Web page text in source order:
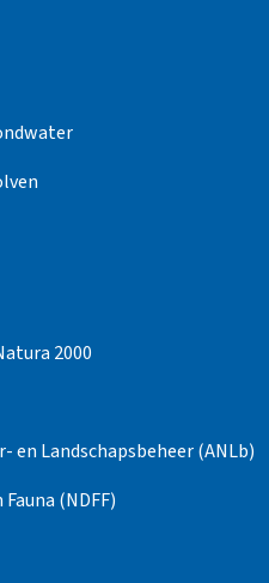
2000
en Landschapsbeheer (ANLb)
(NDFF)